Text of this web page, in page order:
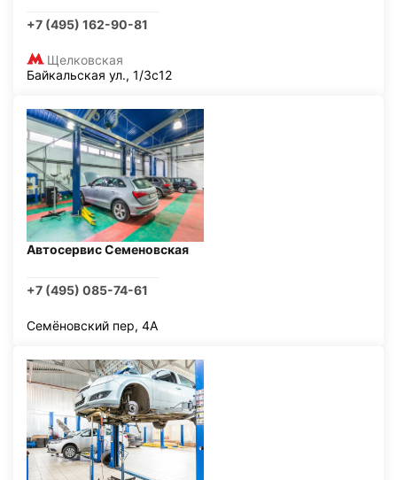
+7 (495) 162-90-81
Щелковская
Байкальская ул., 1/3с12
Автосервис Семеновская
+7 (495) 085-74-61
Семёновский пер, 4А